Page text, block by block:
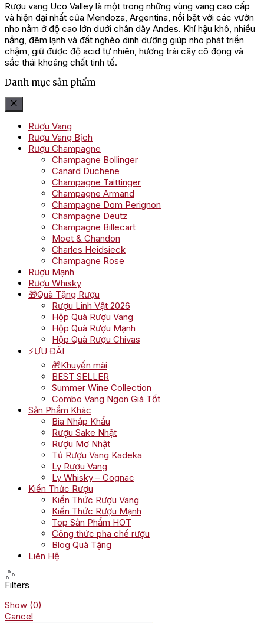
Rượu vang Uco Valley là một trong những vùng vang cao cấp
và hiện đại nhất của Mendoza, Argentina, nổi bật với các vườn
nho nằm ở độ cao lớn dưới chân dãy Andes. Khí hậu khô, nhiều
nắng, đêm lạnh và đất nghèo dinh dưỡng giúp nho phát triển
chậm, giữ được độ acid tự nhiên, hương trái cây cô đọng và
sắc thái khoáng chất tinh tế.
Danh mục sản phẩm
Rượu Vang
Rượu Vang Bịch
Rượu Champagne
Champagne Bollinger
Canard Duchene
Champagne Taittinger
Champagne Armand
Champagne Dom Perignon
Champagne Deutz
Champagne Billecart
Moet & Chandon
Charles Heidsieck
Champagne Rose
Rượu Mạnh
Rượu Whisky
🎁Quà Tặng Rượu
Rượu Linh Vật 2026
Hộp Quà Rượu Vang
Hộp Quà Rượu Mạnh
Hộp Quà Rượu Chivas
⚡ƯU ĐÃI
🎁Khuyến mãi
BEST SELLER
Summer Wine Collection
Combo Vang Ngon Giá Tốt
Sản Phẩm Khác
Bia Nhập Khẩu
Rượu Sake Nhật
Rượu Mơ Nhật
Tủ Rượu Vang Kadeka
Ly Rượu Vang
Ly Whisky – Cognac
Kiến Thức Rượu
Kiến Thức Rượu Vang
Kiến Thức Rượu Mạnh
Top Sản Phẩm HOT
Công thức pha chế rượu
Blog Quà Tặng
Liên Hệ
Filters
Show (0)
Cancel